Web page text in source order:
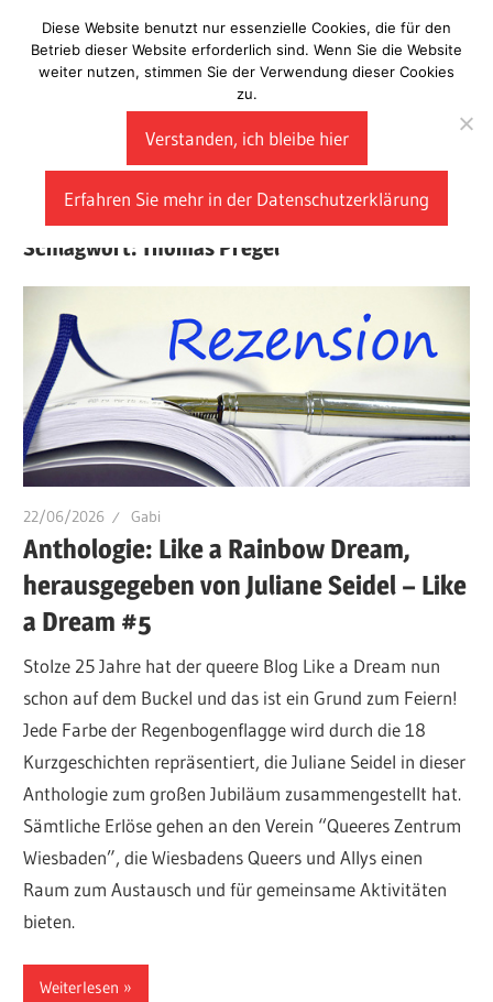
Inhalt
springen
Laberladen
Schlagwort: Thomas Pregel
22/06/2026 Gabi
Anthologie: Like a Rainbow Dream,
herausgegeben von Juliane Seidel – Like
a Dream #5
Stolze 25 Jahre hat der queere Blog Like a Dream nun
schon auf dem Buckel und das ist ein Grund zum Feiern!
Jede Farbe der Regenbogenflagge wird durch die 18
Kurzgeschichten repräsentiert, die Juliane Seidel in dieser
Anthologie zum großen Jubiläum zusammengestellt hat.
Sämtliche Erlöse gehen an den Verein “Queeres Zentrum
Wiesbaden”, die Wiesbadens Queers und Allys einen
Raum zum Austausch und für gemeinsame Aktivitäten
bieten.
Weiterlesen
Diese Website benutzt nur essenzielle Cookies, die für den
Betrieb dieser Website erforderlich sind. Wenn Sie die Website
weiter nutzen, stimmen Sie der Verwendung dieser Cookies
zu.
Verstanden, ich bleibe hier
Erfahren Sie mehr in der Datenschutzerklärung